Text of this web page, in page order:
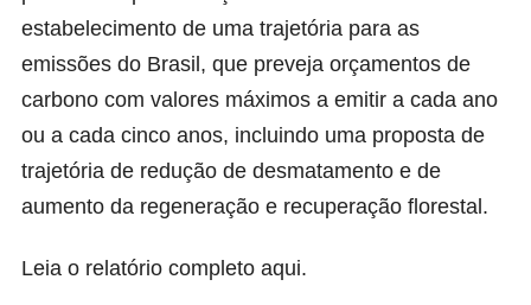
estabelecimento de uma trajetória para as
emissões do Brasil, que preveja orçamentos de
carbono com valores máximos a emitir a cada ano
ou a cada cinco anos, incluindo uma proposta de
trajetória de redução de desmatamento e de
aumento da regeneração e recuperação florestal.
Leia o relatório completo aqui.